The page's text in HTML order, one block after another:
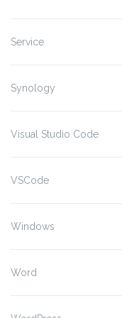
Service
Synology
Visual Studio Code
VSCode
Windows
Word